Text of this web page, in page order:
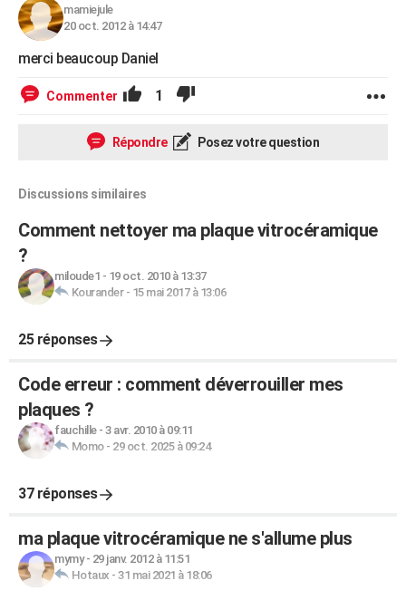
mamiejule
20 oct. 2012 à 14:47
merci beaucoup Daniel
Commenter 1
Répondre Posez votre question
Discussions similaires
Comment nettoyer ma plaque vitrocéramique
?
miloude1 - 19 oct. 2010 à 13:37
Kourander- 15 mai 2017 à 13:06
25 réponses
Code erreur : comment déverrouiller mes
plaques ?
fauchille- 3 avr. 2010 à 09:11
Momo- 29 oct. 2025 à 09:24
37 réponses
ma plaque vitrocéramique ne s'allume plus
mymy- 29 janv. 2012 à 11:51
Hotaux - 31 mai 2021 à 18:06